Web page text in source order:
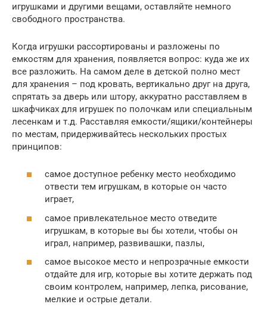
игрушками и другими вещами, оставляйте немного
свободного пространства.
Когда игрушки рассортированы и разложены по
емкостям для хранения, появляется вопрос: куда же их
все разложить. На самом деле в детской полно мест
для хранения – под кровать, вертикально друг на друга,
спрятать за дверь или штору, аккуратно расставляем в
шкафчиках для игрушек по полочкам или специальным
лесенкам и т.д. Расставляя емкости/ящики/контейнеры
по местам, придерживайтесь нескольких простых
принципов:
самое доступное ребенку место необходимо
отвести тем игрушкам, в которые он часто
играет,
самое привлекательное место отведите
игрушкам, в которые вы бы хотели, чтобы он
играл, например, развивашки, пазлы,
самое высокое место и непрозрачные емкости
отдайте для игр, которые вы хотите держать под
своим контролем, например, лепка, рисование,
мелкие и острые детали.